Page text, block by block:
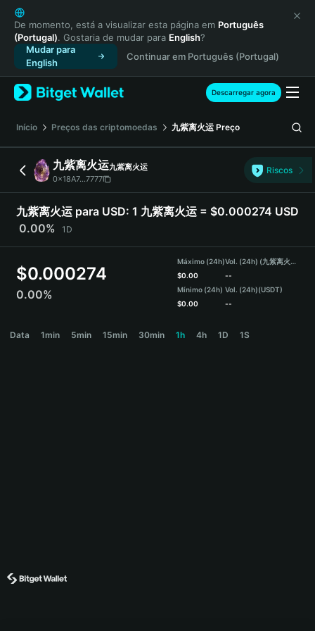
English
日本語
Tiếng Việt
Русский
Español (Latinoamérica)
Türkçe
Français
Deutsch
简体中文
繁體中文
Português (Portugal)
Bahasa Indonesia
ภาษาไทย
हिन्दी
Español
Português (Brasil)
De momento, está a visualizar esta página em Português
(Portugal). Gostaria de mudar para English?
Mudar para
English
Continuar em Português (Portugal)
Descarregar agora
Início Preços das criptomoedas 九紫离火运 Preço
九紫离火运九紫离火运
0x18A7...7777
Riscos
九紫离火运 para USD: 1 九紫离火运 = $0.000274 USD
0.00%
1D
$0.000274
0.00%
Máximo (24h)
$0.00
Mínimo (24h)
$0.00
Vol. (24h) (九紫离火运)
--
Vol. (24h)(USDT)
--
Data 1min 5min 15min 30min 1h 4h 1D 1S